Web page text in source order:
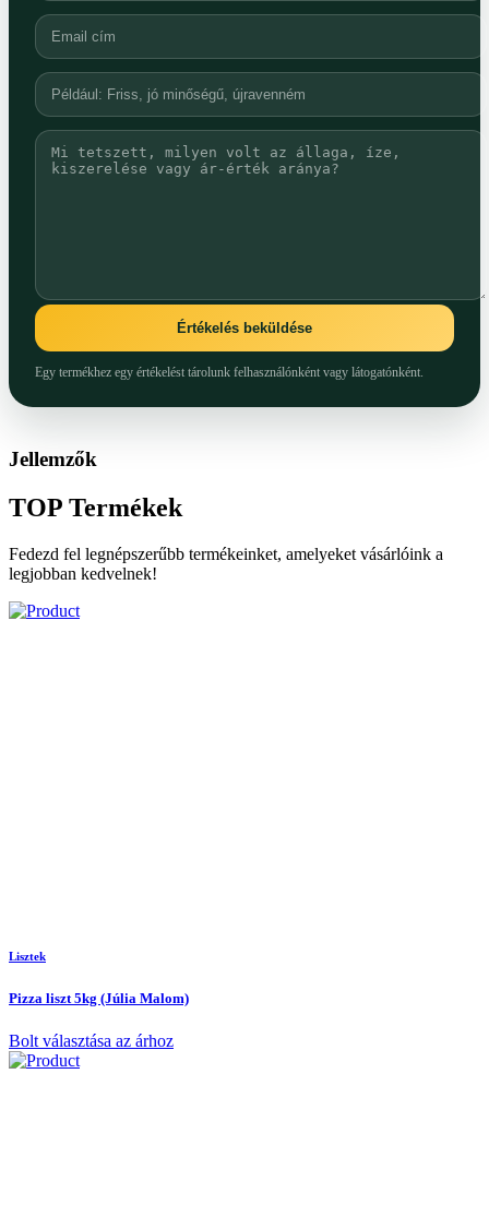
Értékelés beküldése
Egy termékhez egy értékelést tárolunk felhasználónként vagy látogatónként.
Jellemzők
TOP Termékek
Fedezd fel legnépszerűbb termékeinket, amelyeket vásárlóink a
legjobban kedvelnek!
Lisztek
Pizza liszt 5kg (Júlia Malom)
Bolt választása az árhoz